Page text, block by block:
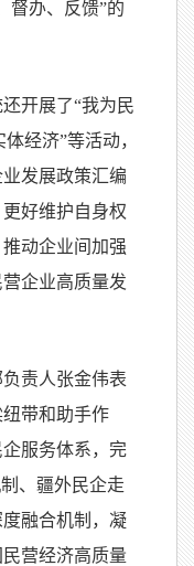
督办、反馈”的
开展了“我为民
经济”等活动，
发展政策汇编
好维护自身权
动企业间加强
企业高质量发
责人张金伟表
带和助手作
服务体系，完
、疆外民企走
融合机制，凝
营经济高质量